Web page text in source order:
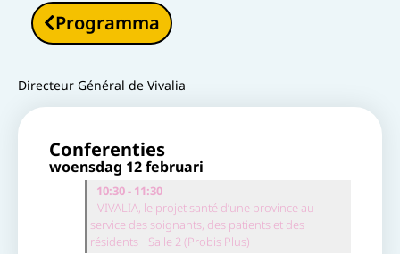
Programma
Directeur Général de Vivalia
Conferenties
woensdag 12 februari
10:30 - 11:30
VIVALIA, le projet santé d’une province au
service des soignants, des patients et des
résidents
Salle 2 (Probis Plus)